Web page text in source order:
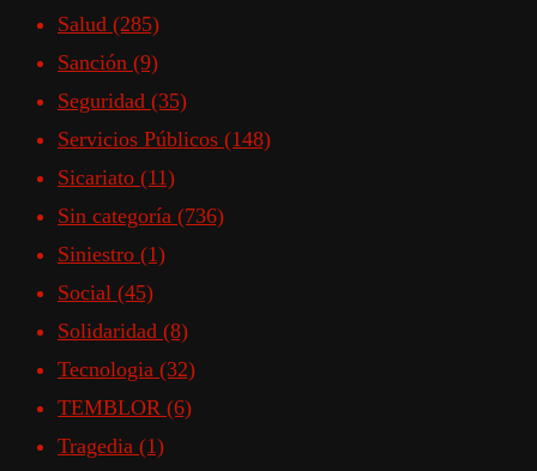
Salud (285)
Sanción (9)
Seguridad (35)
Servicios Públicos (148)
Sicariato (11)
Sin categoría (736)
Siniestro (1)
Social (45)
Solidaridad (8)
Tecnologia (32)
TEMBLOR (6)
Tragedia (1)